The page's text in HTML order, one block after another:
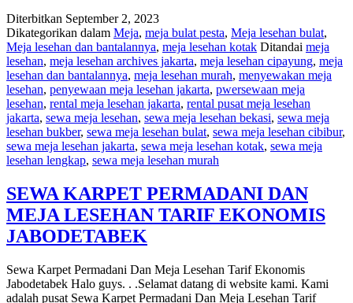
Diterbitkan September 2, 2023
Dikategorikan dalam Meja, meja bulat pesta, Meja lesehan bulat,
Meja lesehan dan bantalannya, meja lesehan kotak Ditandai meja
lesehan, meja lesehan archives jakarta, meja lesehan cipayung, meja
lesehan dan bantalannya, meja lesehan murah, menyewakan meja
lesehan, penyewaan meja lesehan jakarta, pwersewaan meja
lesehan, rental meja lesehan jakarta, rental pusat meja lesehan
jakarta, sewa meja lesehan, sewa meja lesehan bekasi, sewa meja
lesehan bukber, sewa meja lesehan bulat, sewa meja lesehan cibibur,
sewa meja lesehan jakarta, sewa meja lesehan kotak, sewa meja
lesehan lengkap, sewa meja lesehan murah
SEWA KARPET PERMADANI DAN
MEJA LESEHAN TARIF EKONOMIS
JABODETABEK
Sewa Karpet Permadani Dan Meja Lesehan Tarif Ekonomis
Jabodetabek Halo guys. . .Selamat datang di website kami. Kami
adalah pusat Sewa Karpet Permadani Dan Meja Lesehan Tarif